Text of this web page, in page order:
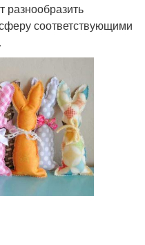
разнообразить
соответствующими